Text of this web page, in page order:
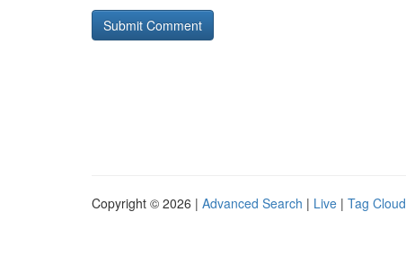
Copyright © 2026 | Advanced Search | Live | Tag Cloud